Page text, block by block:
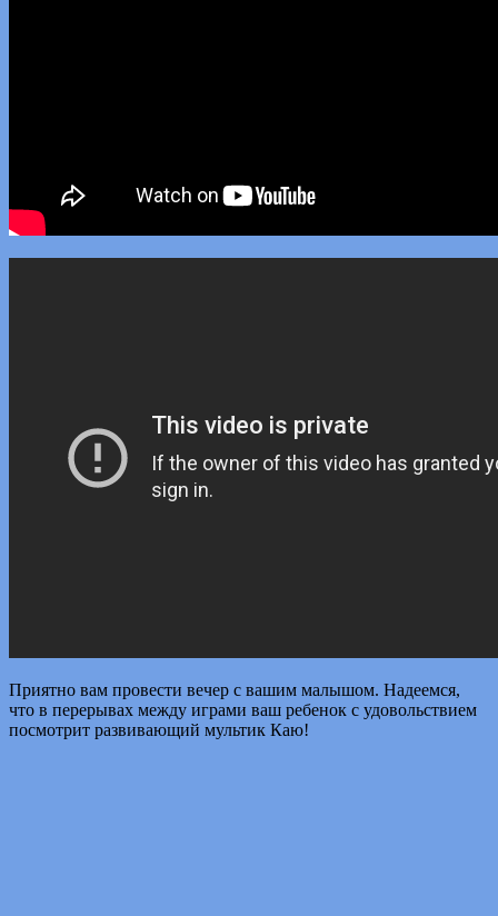
Приятно вам провести вечер с вашим малышом. Надеемся,
что в перерывах между играми ваш ребенок с удовольствием
посмотрит развивающий мультик Каю!